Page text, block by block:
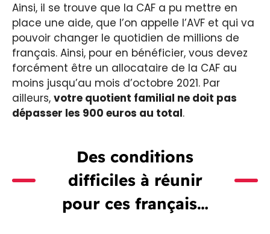
Ainsi, il se trouve que la CAF a pu mettre en
place une aide, que l’on appelle l’AVF et qui va
pouvoir changer le quotidien de millions de
français. Ainsi, pour en bénéficier, vous devez
forcément être un allocataire de la CAF au
moins jusqu’au mois d’octobre 2021. Par
ailleurs, votre quotient familial ne doit pas
dépasser les 900 euros au total.
Des conditions
difficiles à réunir
pour ces français…